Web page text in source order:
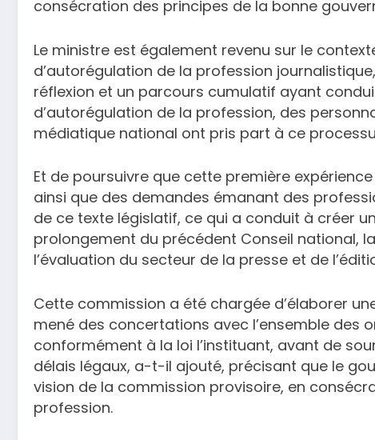
consécration des principes de la bonne
Le ministre est également revenu sur le
d’autorégulation de la profession
réflexion et un parcours cumulatif ayant
d’autorégulation de la profession, des
médiatique national ont pris part à ce
Et de poursuivre que cette première
ainsi que des demandes émanant des
de ce texte législatif, ce qui a conduit à créer
prolongement du précédent Conseil national,
l’évaluation du secteur de la presse et de
Cette commission a été chargée d’élaborer
mené des concertations avec l’ensemble des
conformément à la loi l’instituant, avant de
délais légaux, a-t-il ajouté, précisant que le
vision de la commission provisoire, en
profession.